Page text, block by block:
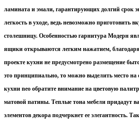
ламината и эмали, гарантирующих долгий срок
легкость в уходе, ведь невозможно приготовить
столешницу. Особенностью гарнитура Модерн
ящики открываются легким нажатием,
проекте кухни не предусмотрено размещение
это принципиально, то можно выделить место
кухни neo обратите внимание на цветовую
матовой патины. Теплые тона мебели придадут
элементов декора подчеркнет ее элегантность.